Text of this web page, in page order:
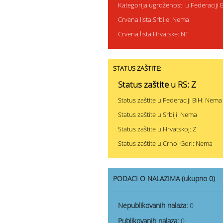
Kategorija ugroženosti u Federaciji
Crvena lista Srbije: Nema
Crvena lista Hrvatske: NT
STATUS ZAŠTITE:
Status zaštite u RS: Z
Status zaštite u Federaciji BiH: Nema
Status zaštite u Srbiji: Nema
Status zaštite u Hrvatskoj: Z
Status zaštite u Crnoj Gori: Nema
PODACI O NALAZIMA (ukupno 0)
Nepublikovanih nalaza: 0
Publikovanih nalaza: 0